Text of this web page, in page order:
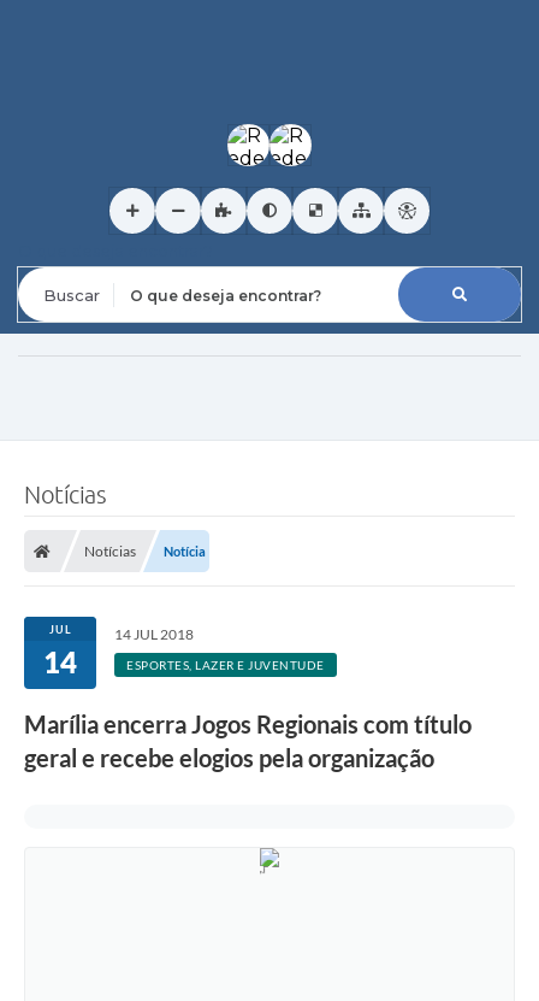
Notícias
Notícias Notícia
JUL
14
14 JUL 2018
ESPORTES, LAZER E JUVENTUDE
Marília encerra Jogos Regionais com título
geral e recebe elogios pela organização